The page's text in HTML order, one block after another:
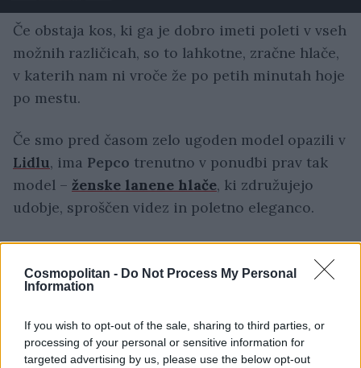
Cosmopolitan - Do Not Process My Personal
Information
If you wish to opt-out of the sale, sharing to third parties, or
processing of your personal or sensitive information for
targeted advertising by us, please use the below opt-out
Če obstaja kos, ki ga je dobro imeti poleti v vseh
možnih različicah, so to lahkotne, zračne hlače,
v katerih nam ni vroče že po petih minutah hoje
po mestu.
Če smo pred časom zelo ugoden model opazili v
Lidlu, ima Pepco trenutno v ponudbi prav tak
model – ženske lanene hlače, ki združujejo
udobje, sproščen videz in poletno eleganco.
viskoze, zato na koži delujejo lahkotno, mehko
potisk na bež podlagi.